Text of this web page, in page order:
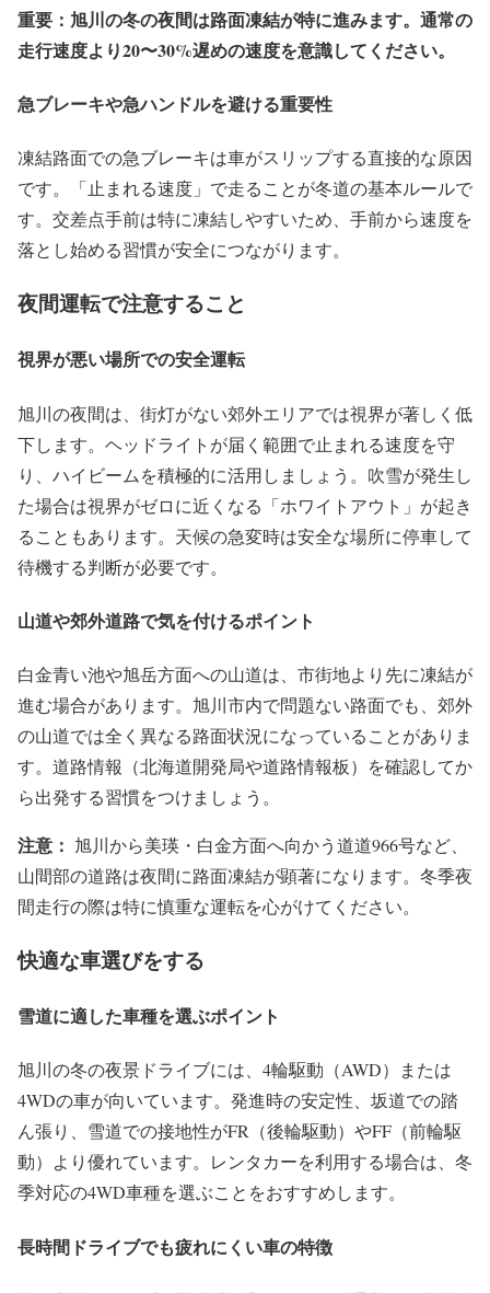
重要：旭川の冬の夜間は路面凍結が特に進みます。通常の
走行速度より20〜30%遅めの速度を意識してください。
急ブレーキや急ハンドルを避ける重要性
凍結路面での急ブレーキは車がスリップする直接的な原因
です。「止まれる速度」で走ることが冬道の基本ルールで
す。交差点手前は特に凍結しやすいため、手前から速度を
落とし始める習慣が安全につながります。
夜間運転で注意すること
視界が悪い場所での安全運転
旭川の夜間は、街灯がない郊外エリアでは視界が著しく低
下します。ヘッドライトが届く範囲で止まれる速度を守
り、ハイビームを積極的に活用しましょう。吹雪が発生し
た場合は視界がゼロに近くなる「ホワイトアウト」が起き
ることもあります。天候の急変時は安全な場所に停車して
待機する判断が必要です。
山道や郊外道路で気を付けるポイント
白金青い池や旭岳方面への山道は、市街地より先に凍結が
進む場合があります。旭川市内で問題ない路面でも、郊外
の山道では全く異なる路面状況になっていることがありま
す。道路情報（北海道開発局や道路情報板）を確認してか
ら出発する習慣をつけましょう。
注意： 旭川から美瑛・白金方面へ向かう道道966号など、
山間部の道路は夜間に路面凍結が顕著になります。冬季夜
間走行の際は特に慎重な運転を心がけてください。
快適な車選びをする
雪道に適した車種を選ぶポイント
旭川の冬の夜景ドライブには、4輪駆動（AWD）または
4WDの車が向いています。発進時の安定性、坂道での踏
ん張り、雪道での接地性がFR（後輪駆動）やFF（前輪駆
動）より優れています。レンタカーを利用する場合は、冬
季対応の4WD車種を選ぶことをおすすめします。
長時間ドライブでも疲れにくい車の特徴